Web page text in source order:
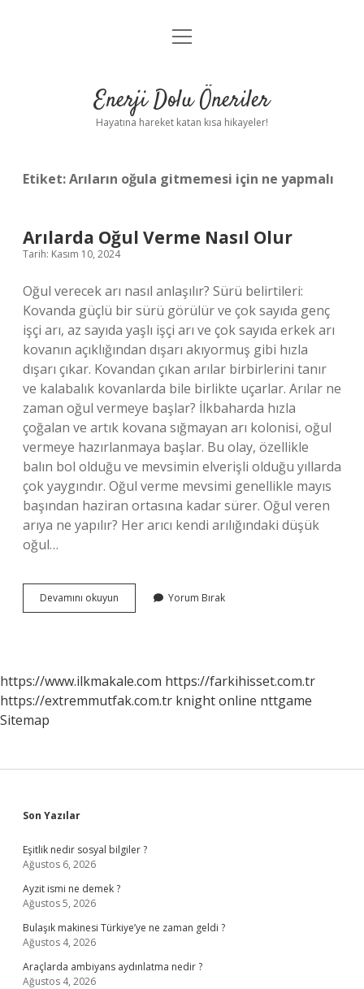
Anasayfa
Yasal Uyarı
menüyü
Enerji Dolu Öneriler
Hayatına hareket katan kısa hikayeler!
Etiket:Arıların oğula gitmemesi için ne yapmalı
Arılarda Oğul Verme Nasıl Olur
Tarih: Kasım 10, 2024
Oğul verecek arı nasıl anlaşılır? Sürü belirtileri:
Kovanda güçlü bir sürü görülür ve çok sayıda genç
işçi arı, az sayıda yaşlı işçi arı ve çok sayıda erkek arı
kovanın açıklığından dışarı akıyormuş gibi hızla
dışarı çıkar. Kovandan çıkan arılar birbirlerini tanır
ve kalabalık kovanlarda bile birlikte uçarlar. Arılar ne
zaman oğul vermeye başlar? İlkbaharda hızla
çoğalan ve artık kovana sığmayan arı kolonisi, oğul
vermeye hazırlanmaya başlar. Bu olay, özellikle
balın bol olduğu ve mevsimin elverişli olduğu yıllarda
çok yaygındır. Oğul verme mevsimi genellikle mayıs
başından haziran ortasına kadar sürer. Oğul veren
arıya ne yapılır? Her arıcı kendi arılığındaki düşük
oğul…
Devamını okuyun Arılarda
Oğul
Yorum Bırak
https://www.ilkmakale.com https://farkihisset.com.tr
https://extremmutfak.com.tr knight online nttgame
Sitemap
Sidebar
Son Yazılar
Eşitlik nedir sosyal bilgiler ?
Ağustos 6, 2026
Ayzit ismi ne demek ?
Ağustos 5, 2026
Bulaşık makinesi Türkiye’ye ne zaman geldi ?
Ağustos 4, 2026
Araçlarda ambiyans aydınlatma nedir ?
Ağustos 4, 2026